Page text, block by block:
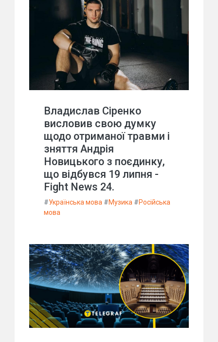
Владислав Сіренко
висловив свою думку
щодо отриманої травми і
зняття Андрія
Новицького з поєдинку,
що відбувся 19 липня -
Fight News 24.
#Українська мова #Музика #Російська
мова